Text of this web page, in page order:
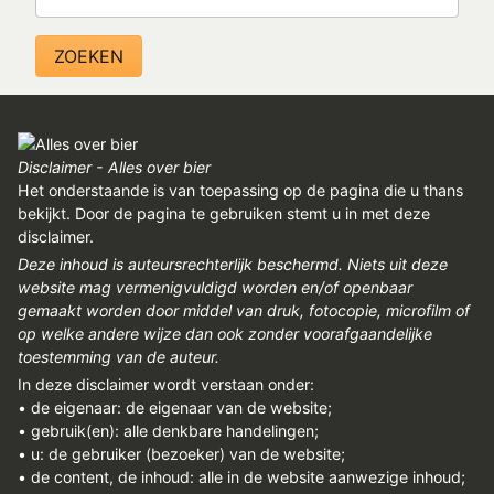
Disclaimer - Alles over bier
Het onderstaande is van toepassing op de pagina die u thans
bekijkt. Door de pagina te gebruiken stemt u in met deze
disclaimer.
Deze inhoud is auteursrechterlijk beschermd. Niets uit deze
website mag vermenigvuldigd worden en/of openbaar
gemaakt worden door middel van druk, fotocopie, microfilm of
op welke andere wijze dan ook zonder voorafgaandelijke
toestemming van de auteur.
In deze disclaimer wordt verstaan onder:
• de eigenaar: de eigenaar van de website;
• gebruik(en): alle denkbare handelingen;
• u: de gebruiker (bezoeker) van de website;
• de content, de inhoud: alle in de website aanwezige inhoud;